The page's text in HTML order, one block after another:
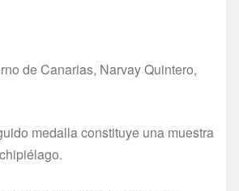
de Canarias, Narvay Quintero,
medalla constituye una muestra